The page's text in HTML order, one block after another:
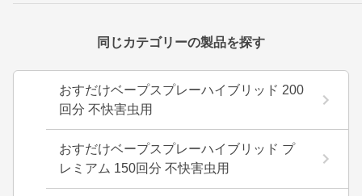
同じカテゴリーの製品を探す
おすだけベープスプレーハイブリッド 200
回分 不快害虫用
おすだけベープスプレーハイブリッド プ
レミアム 150回分 不快害虫用